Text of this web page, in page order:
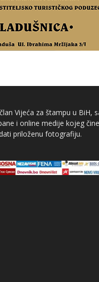
Vijeća za štampu u BiH,
i online medije kojeg
priloženu fotografiju.